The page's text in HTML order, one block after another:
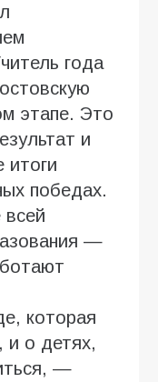
года
этапе. Это
и
итоги
победах.
всей
—
которая
и о детях,
—